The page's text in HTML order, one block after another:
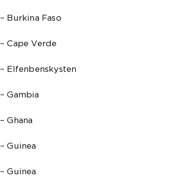
– Burkina Faso
– Cape Verde
– Elfenbenskysten
– Gambia
– Ghana
– Guinea
– Guinea